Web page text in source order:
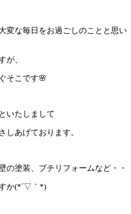
変な毎日をお過ごしのことと思い
が、
そこです🌸
いたしまして
しあげております。
の塗装、プチリフォームなど・・
か(*´▽｀*)